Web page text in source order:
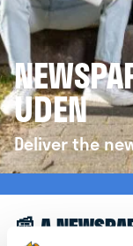
UDEN
Deliver the
📰 A